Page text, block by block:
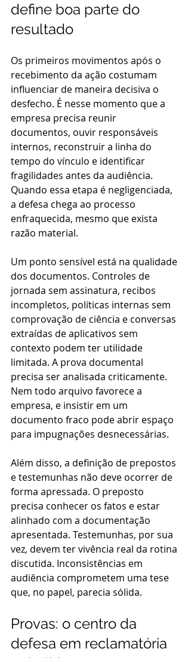
define boa parte do
resultado
Os primeiros movimentos após o
recebimento da ação costumam
influenciar de maneira decisiva o
desfecho. É nesse momento que a
empresa precisa reunir
documentos, ouvir responsáveis
internos, reconstruir a linha do
tempo do vínculo e identificar
fragilidades antes da audiência.
Quando essa etapa é negligenciada,
a defesa chega ao processo
enfraquecida, mesmo que exista
razão material.
Um ponto sensível está na qualidade
dos documentos. Controles de
jornada sem assinatura, recibos
incompletos, políticas internas sem
comprovação de ciência e conversas
extraídas de aplicativos sem
contexto podem ter utilidade
limitada. A prova documental
precisa ser analisada criticamente.
Nem todo arquivo favorece a
empresa, e insistir em um
documento fraco pode abrir espaço
para impugnações desnecessárias.
Além disso, a definição de prepostos
e testemunhas não deve ocorrer de
forma apressada. O preposto
precisa conhecer os fatos e estar
alinhado com a documentação
apresentada. Testemunhas, por sua
vez, devem ter vivência real da rotina
discutida. Inconsistências em
audiência comprometem uma tese
que, no papel, parecia sólida.
Provas: o centro da
defesa em reclamatória